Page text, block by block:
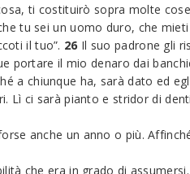
ti costituirò sopra molte
tu sei un uomo duro, che
il tuo”. 26 Il suo padrone gli
portare il mio denaro dai
a chiunque ha, sarà dato ed
Lì ci sarà pianto e stridor di
anche un anno o più.
che era in grado di assumersi.